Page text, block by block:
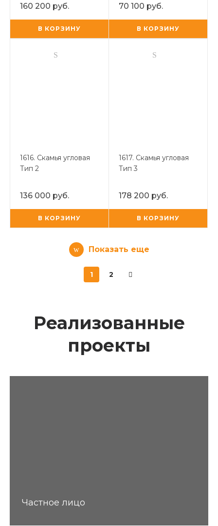
160 200 руб.
В КОРЗИНУ
70 100 руб.
В КОРЗИНУ
1616. Скамья угловая
Тип 2
136 000 руб.
В КОРЗИНУ
1617. Скамья угловая
Тип 3
178 200 руб.
В КОРЗИНУ
Показать еще
1 2
Реализованные
проекты
Частное лицо